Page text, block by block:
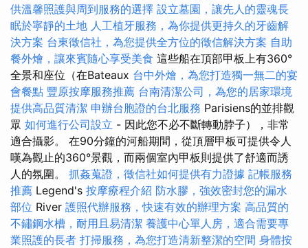
供溫馨照護與周到服務的選擇 設立墓園，讓先人的靈魂長
眠於寧靜的土地 人工植牙服務，為你提供更持久的牙齒解
決方案 台東徵信社，為您提供全方位的徵信解決方案 自助
餐外燴，讓來賓隨心享受美食 這些船在頂部甲板上有360°
全景和座位（在Bateaux 台中外燴，為您打造獨一無二的宴
會餐點 豐原按摩服務推薦 台南清潔公司，為您的居家環境
提供高品質清潔 申辦台胞證的台北服務 Parisiens的並排觀
眾 如何進行公司設立 - 因此您不必不斷轉動脖子），非常
適合攝影。 在90分鐘的河船期間，從頂層甲板可提供令人
嘆為觀止的360°景觀，而兩個室內甲板則提供了舒適而誘
人的氛圍。 抓姦蒐證，徵信社如何提供有力證據 記帳服務
推薦 Legend's 按摩療程介紹 防水膠，強效密封您的漏水
部位 River 護照代辦服務，快速有效的辦理方案 高品質的
不鏽鋼水槽，耐用且易清潔 養護中心單人房，適合需要專
業照護的長者 打掃服務，為您打造清新整潔的空間 身體按